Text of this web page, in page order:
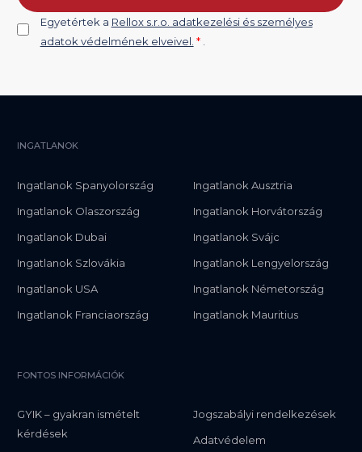
Egyetértek a Rellox s.r.o. adatkezelési és személyes
adatok védelmének elveivel. *
INGATLANOK
Ingatlanok Spanyolország
Ingatlanok Olaszország
Ingatlanok Dubai
Ingatlanok Szlovákia
Ingatlanok USA
Ingatlanok Franciaország
Ingatlanok Ausztria
Ingatlanok Horvátország
Ingatlanok Svájc
Ingatlanok Lengyelország
Ingatlanok Németország
Ingatlanok Mauritius
FONTOS INFORMÁCIÓK
GYIK – gyakran ismételt
kérdések
Jogszabályi rendelkezések
Adatvédelem